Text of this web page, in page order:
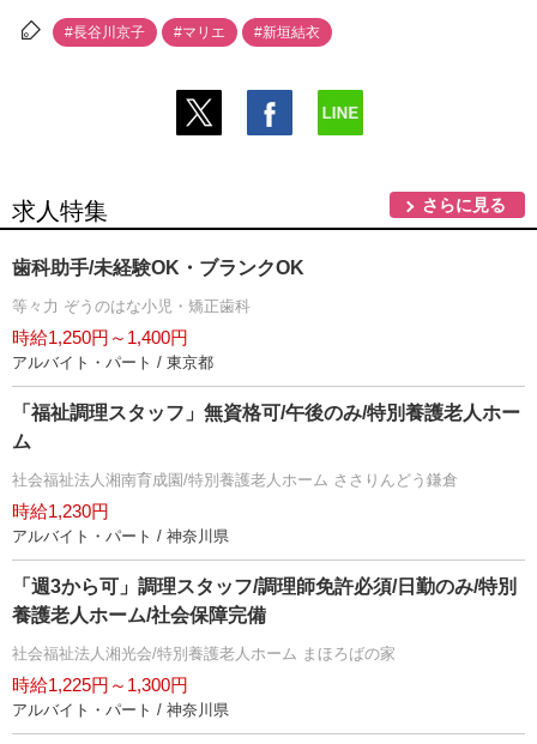
#長谷川京子 #マリエ #新垣結衣
求人特集 さらに見る
歯科助手/未経験OK・ブランクOK
等々力 ぞうのはな小児・矯正歯科
時給1,250円～1,400円
アルバイト・パート / 東京都
「福祉調理スタッフ」無資格可/午後のみ/特別養護老人ホー
ム
社会福祉法人湘南育成園/特別養護老人ホーム ささりんどう鎌倉
時給1,230円
アルバイト・パート / 神奈川県
「週3から可」調理スタッフ/調理師免許必須/日勤のみ/特別
養護老人ホーム/社会保障完備
社会福祉法人湘光会/特別養護老人ホーム まほろばの家
時給1,225円～1,300円
アルバイト・パート / 神奈川県